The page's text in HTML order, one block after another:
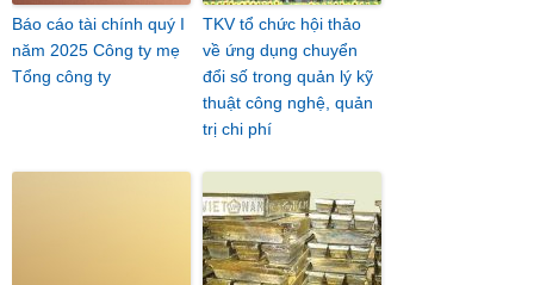
Báo cáo tài chính quý I
năm 2025 Công ty mẹ
Tổng công ty
TKV tổ chức hội thảo
về ứng dụng chuyển
đổi số trong quản lý kỹ
thuật công nghệ, quản
trị chi phí